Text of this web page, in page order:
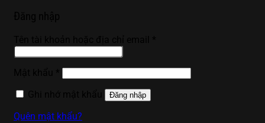
Bắt
Đăng nhập
Quên mật khẩu?